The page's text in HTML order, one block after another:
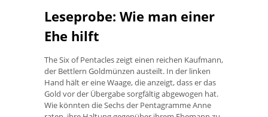
Leseprobe: Wie man einer
Ehe hilft
The Six of Pentacles zeigt einen reichen Kaufmann,
der Bettlern Goldmünzen austeilt. In der linken
Hand hält er eine Waage, die anzeigt, dass er das
Gold vor der Übergabe sorgfältig abgewogen hat.
Wie könnten die Sechs der Pentagramme Anne